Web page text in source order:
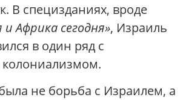
В специзданиях, вроде
и Африка сегодня», Израиль
в один ряд с
не борьба с Израилем, а